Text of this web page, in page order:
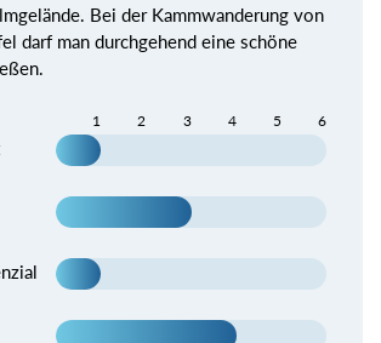
Bei der Kammwanderung von
darf man durchgehend eine schöne
1 2 3 4 5 6